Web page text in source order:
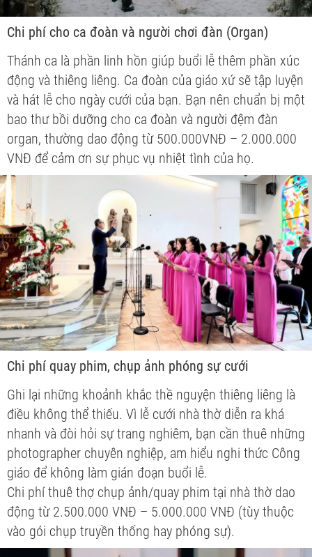
Chi phí cho ca đoàn và người chơi đàn (Organ)
Thánh ca là phần linh hồn giúp buổi lễ thêm phần xúc
động và thiêng liêng. Ca đoàn của giáo xứ sẽ tập luyện
và hát lễ cho ngày cưới của bạn. Bạn nên chuẩn bị một
bao thư bồi dưỡng cho ca đoàn và người đệm đàn
organ, thường dao động từ 500.000VNĐ – 2.000.000
VNĐ để cảm ơn sự phục vụ nhiệt tình của họ.
Chi phí quay phim, chụp ảnh phóng sự cưới
Ghi lại những khoảnh khắc thề nguyện thiêng liêng là
điều không thể thiếu. Vì lễ cưới nhà thờ diễn ra khá
nhanh và đòi hỏi sự trang nghiêm, bạn cần thuê những
photographer chuyên nghiệp, am hiểu nghi thức Công
giáo để không làm gián đoạn buổi lễ.
Chi phí thuê thợ chụp ảnh/quay phim tại nhà thờ dao
động từ 2.500.000 VNĐ – 5.000.000 VNĐ (tùy thuộc
vào gói chụp truyền thống hay phóng sự).